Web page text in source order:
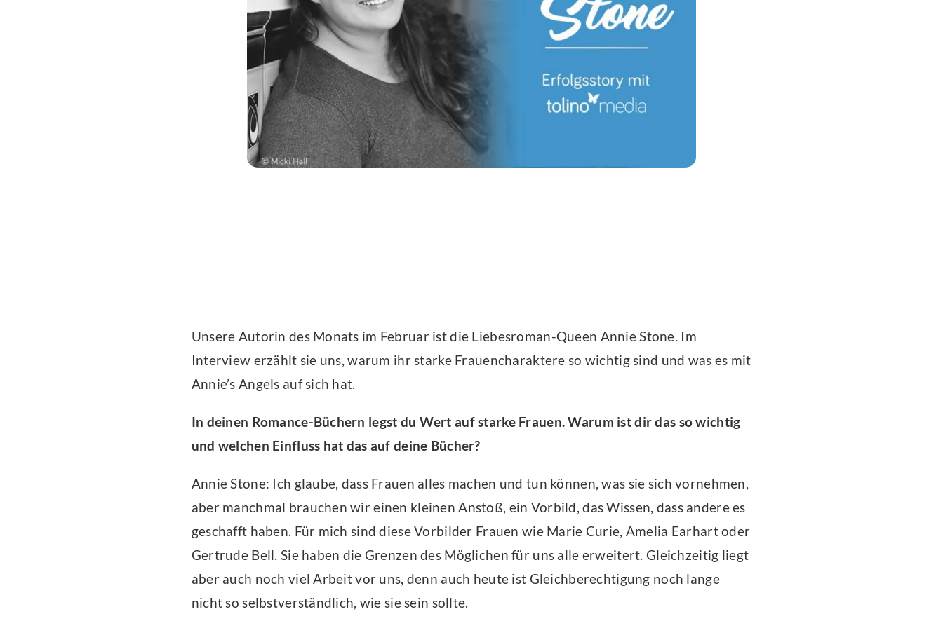
Unsere Autorin des Monats im Februar ist die Liebesroman-Queen Annie Stone. Im
Interview erzählt sie uns, warum ihr starke Frauencharaktere so wichtig sind und was es mit
Annie’s Angels auf sich hat.
In deinen Romance-Büchern legst du Wert auf starke Frauen. Warum ist dir das so wichtig
und welchen Einfluss hat das auf deine Bücher?
Annie Stone: Ich glaube, dass Frauen alles machen und tun können, was sie sich vornehmen,
aber manchmal brauchen wir einen kleinen Anstoß, ein Vorbild, das Wissen, dass andere es
geschafft haben. Für mich sind diese Vorbilder Frauen wie Marie Curie, Amelia Earhart oder
Gertrude Bell. Sie haben die Grenzen des Möglichen für uns alle erweitert. Gleichzeitig liegt
aber auch noch viel Arbeit vor uns, denn auch heute ist Gleichberechtigung noch lange
nicht so selbstverständlich, wie sie sein sollte.